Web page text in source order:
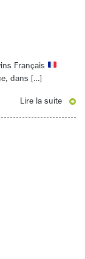
Français
dans […]
Lire la suite